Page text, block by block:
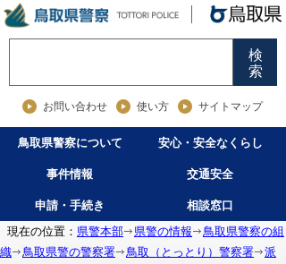
検
索
お問い合わせ 使い方 サイトマップ
鳥取県警察について 安心・安全なくらし
事件情報 交通安全
申請・手続き
相談窓口
現在の位置： 県警本部 県警の情報
鳥取県警察の組
織
鳥取県警の警察署 鳥取（とっとり）警察署
派